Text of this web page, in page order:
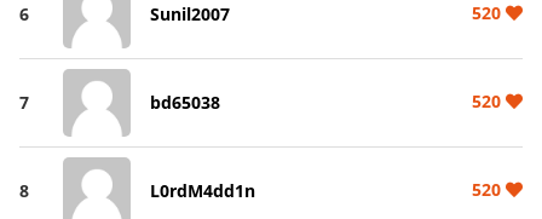
6 Sunil2007 520
7 bd65038 520
8 L0rdM4dd1n 520